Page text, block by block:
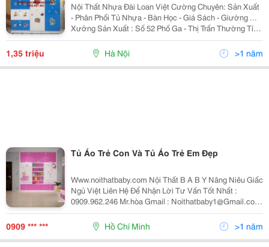
Nội Thất Nhựa Đài Loan Việt Cường Chuyên: Sản Xuất
- Phân Phối Tủ Nhựa - Bàn Học - Giá Sách - Giường ...
Xưởng Sản Xuất : Số 52 Phố Ga - Thị Trấn Thường Tín -
Thường Tín - Hà Nội Vpgd 1: Số 20 Ngõ 230 Lạc Trun
1,35 triệu Hà Nội >1 năm
Tủ Áo Trẻ Con Và Tủ Áo Trẻ Em Đẹp
Www.noithatbaby.com Nội Thất B A B Y Nâng Niêu Giấc
Ngủ Việt Liên Hệ Để Nhận Lời Tư Vấn Tốt Nhất :
0909.962.246 Mr.hòa Gmail : Noithatbaby1@Gmail.com
Chuyên Tư Vấn-Thiết Kế-Trang Trí Nội Thất Thiết Kế
0909 *** *** Hồ Chí Minh >1 năm